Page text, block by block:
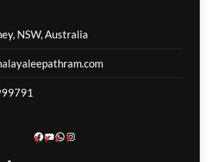
വയോധികർ മരിച്ച
സംഭവം; മെൽബൺ സെന്റ്
ബേസിൽസ് അധികൃതർ
ഇൻക്വസ്റ്റിൽ ഹാജരായി
NSW, Australia
Facebook
YouTube
WhatsApp
Instagram